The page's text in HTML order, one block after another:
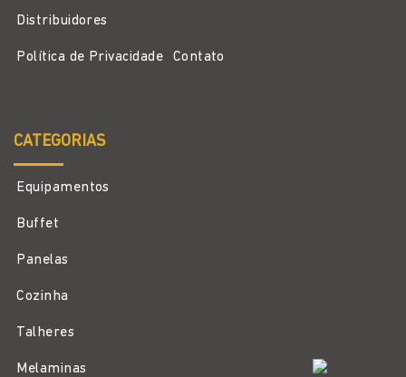
Distribuidores
Política de Privacidade Contato
CATEGORIAS
Equipamentos
Buffet
Panelas
Cozinha
Talheres
Melaminas